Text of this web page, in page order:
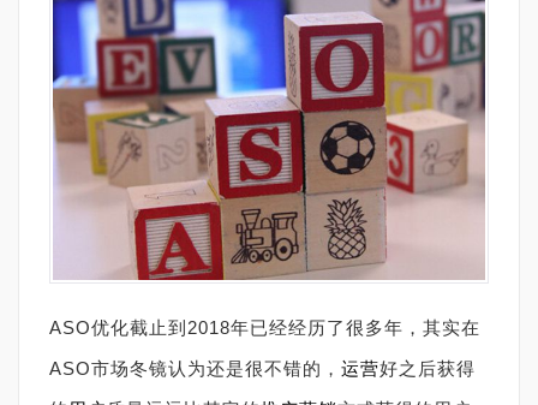
ASO优化截止到2018年已经经历了很多年，其实在
ASO市场冬镜认为还是很不错的， 运营好之后获得